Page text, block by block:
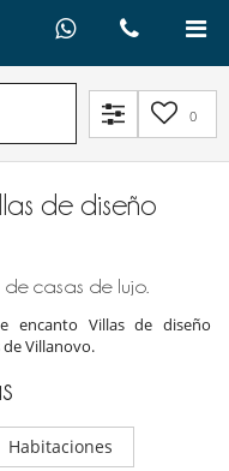
0
de diseño
de casas de lujo.
encanto Villas de diseño
Villanovo.
Habitaciones